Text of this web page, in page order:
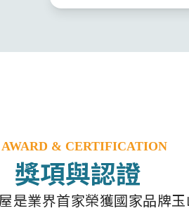
AWARD & CERTIFICATION
獎項與認證
是業界首家榮獲國家品牌